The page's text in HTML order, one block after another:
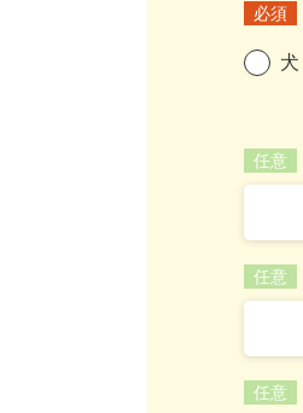
必須
犬
任意
任意
任意